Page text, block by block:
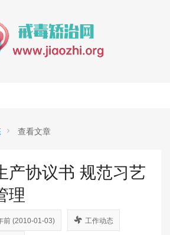
查看文章
产协议书 规范习艺
理
前 (2010-01-03) 工作动态